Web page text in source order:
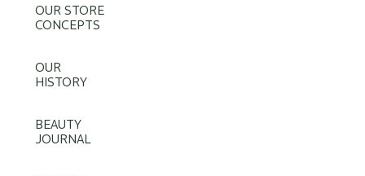
OUR STORE
CONCEPTS
OUR
HISTORY
BEAUTY
JOURNAL